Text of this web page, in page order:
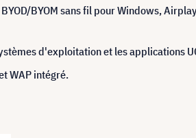
BYOM sans fil pour Windows,
d'exploitation et les applications
WAP intégré.